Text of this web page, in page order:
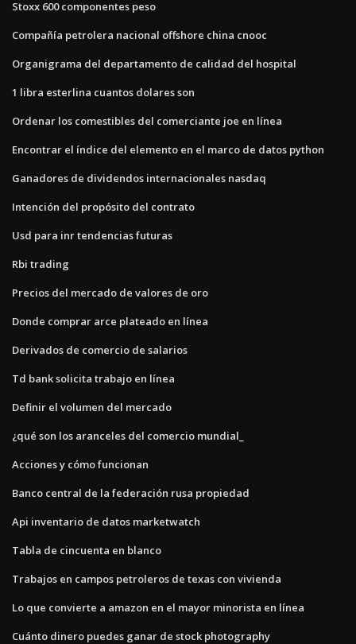
Stoxx 600 componentes peso
Compañía petrolera nacional offshore china cnooc
Organigrama del departamento de calidad del hospital
1 libra esterlina cuantos dolares son
Ordenar los comestibles del comerciante joe en línea
Encontrar el índice del elemento en el marco de datos python
Ganadores de dividendos internacionales nasdaq
Intención del propósito del contrato
Usd para inr tendencias futuras
Rbi trading
Precios del mercado de valores de oro
Donde comprar arce plateado en línea
Derivados de comercio de salarios
Td bank solicita trabajo en línea
Definir el volumen del mercado
¿qué son los aranceles del comercio mundial_
Acciones y cómo funcionan
Banco central de la federación rusa propiedad
Api inventario de datos marketwatch
Tabla de cincuenta en blanco
Trabajos en campos petroleros de texas con vivienda
Lo que convierte a amazon en el mayor minorista en línea
Cuánto dinero puedes ganar de stock photography